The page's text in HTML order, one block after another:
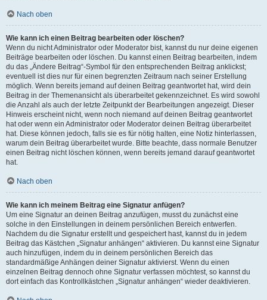
Nach oben
Wie kann ich einen Beitrag bearbeiten oder löschen?
Wenn du nicht Administrator oder Moderator bist, kannst du nur deine eigenen
Beiträge bearbeiten oder löschen. Du kannst einen Beitrag bearbeiten, indem
du das „Ändere Beitrag“-Symbol für den entsprechenden Beitrag anklickst;
eventuell ist dies nur für einen begrenzten Zeitraum nach seiner Erstellung
möglich. Wenn bereits jemand auf deinen Beitrag geantwortet hat, wird dein
Beitrag in der Themenansicht als überarbeitet gekennzeichnet. Es wird sowohl
die Anzahl als auch der letzte Zeitpunkt der Bearbeitungen angezeigt. Dieser
Hinweis erscheint nicht, wenn noch niemand auf deinen Beitrag geantwortet
hat oder wenn ein Administrator oder Moderator deinen Beitrag überarbeitet
hat. Diese können jedoch, falls sie es für nötig halten, eine Notiz hinterlassen,
warum dein Beitrag überarbeitet wurde. Bitte beachte, dass normale Benutzer
einen Beitrag nicht löschen können, wenn bereits jemand darauf geantwortet
hat.
Nach oben
Wie kann ich meinem Beitrag eine Signatur anfügen?
Um eine Signatur an deinen Beitrag anzufügen, musst du zunächst eine
solche in den Einstellungen in deinem persönlichen Bereich entwerfen.
Nachdem du die Signatur erstellt und gespeichert hast, kannst du in jedem
Beitrag das Kästchen „Signatur anhängen“ aktivieren. Du kannst eine Signatur
auch hinzufügen, indem du in deinem persönlichen Bereich das
standardmäßige Anhängen deiner Signatur aktivierst. Wenn du einen
einzelnen Beitrag dennoch ohne Signatur verfassen möchtest, so kannst du
dort einfach das Kontrollkästchen „Signatur anhängen“ wieder deaktivieren.